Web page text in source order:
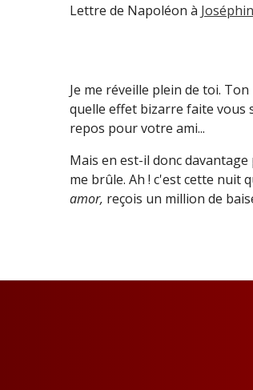
Lettre de Napoléon à
Je me réveille plein de toi.
quelle effet bizarre faite vous
repos pour votre ami...
Mais en est-il donc
me brûle. Ah ! c'est cette nuit
amor, reçois un million de